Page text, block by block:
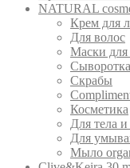
NATURAL
Крем для
Для волос
Маски для
Скрабы
Косметика
Для тела и
Для
Мыло